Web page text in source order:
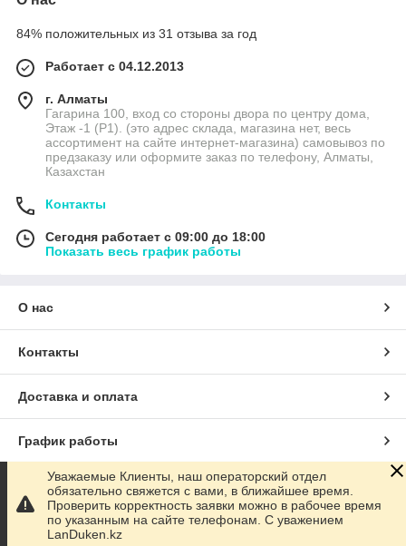
84% положительных из 31 отзыва за год
Работает с 04.12.2013
г. Алматы
Гагарина 100, вход со стороны двора по центру дома,
Этаж -1 (P1). (это адрес склада, магазина нет, весь
ассортимент на сайте интернет-магазина) самовывоз по
предзаказу или оформите заказ по телефону, Алматы,
Казахстан
Контакты
Сегодня работает с 09:00 до 18:00
Показать весь график работы
О нас
Контакты
Доставка и оплата
График работы
Полная версия сайта
Сайт создан на маркетплейсе Satu.kz
Уважаемые Клиенты, наш операторский отдел
обязательно свяжется с вами, в ближайшее время.
Проверить корректность заявки можно в рабочее время
по указанным на сайте телефонам. С уважением
LanDuken.kz